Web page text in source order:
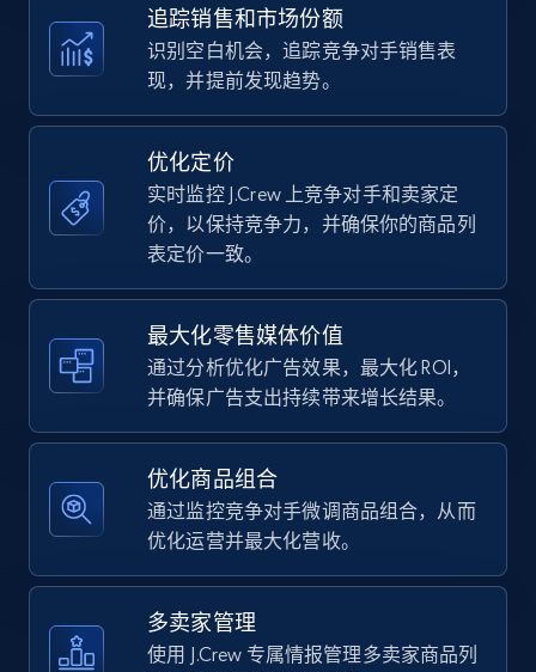
Amazon Reviews
URL, Product name, Product rating, Product
rating object, Product rating max, Rating,
Author name, Asin, and more.
7.4K+ 870+
Walmart - products
URL, Final price, Sku, Currency, Gtin,
more.
5.6K+ 875+ 立即开始
Walmart - products - Find new products by
using specific category URL
追踪销售和市场份额
识别空白机会，追踪竞争对手销售表
现，并提前发现趋势。
优化定价
实时监控 J.Crew 上竞争对手和卖家定
价，以保持竞争力，并确保你的商品列
表定价一致。
最大化零售媒体价值
通过分析优化广告效果，最大化 ROI，
并确保广告支出持续带来增长结果。
优化商品组合
通过监控竞争对手微调商品组合，从而
优化运营并最大化营收。
多卖家管理
使用 J.Crew 专属情报管理多卖家商品列